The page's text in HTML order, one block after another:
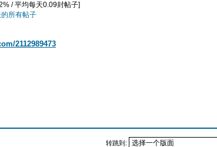
/ 平均每天0.09封帖子]
所有帖子
2112989473
转跳到: